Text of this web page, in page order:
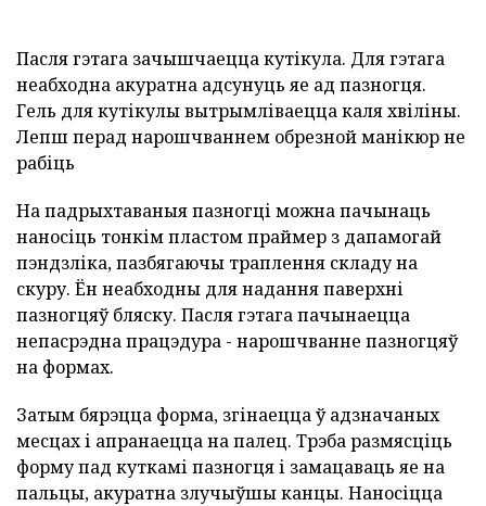
Пасля гэтага зачышчаецца кутікула. Для гэтага
неабходна акуратна адсунуць яе ад пазногця.
Гель для кутікулы вытрымліваецца каля хвіліны.
Лепш перад нарошчваннем обрезной манікюр не
рабіць
На падрыхтаваныя пазногці можна пачынаць
наносіць тонкім пластом праймер з дапамогай
пэндзліка, пазбягаючы траплення складу на
скуру. Ён неабходны для надання паверхні
пазногцяў бляску. Пасля гэтага пачынаецца
непасрэдна працэдура - нарошчванне пазногцяў
на формах.
Затым бярэцца форма, згінаецца ў адзначаных
месцах і апранаецца на палец. Трэба размясціць
форму пад куткамі пазногця і замацаваць яе на
пальцы, акуратна злучыўшы канцы. Наносіцца